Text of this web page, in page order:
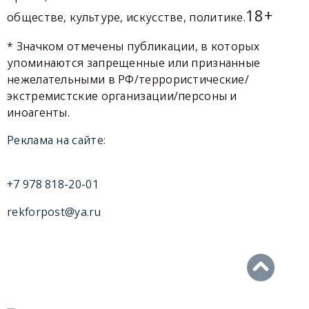
обществе, культуре, искусстве, политике.18+
* Значком отмечены публикации, в которых
упоминаются запрещенные или признанные
нежелательными в РФ/террористические/
экстремистские организации/персоны и
иноагенты.
Реклама на сайте:
+7 978 818-20-01
rekforpost@ya.ru